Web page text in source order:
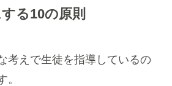
る10の原則
考えで生徒を指導しているの
。